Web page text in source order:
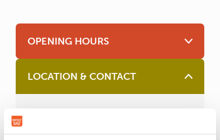
OPENING HOURS
LOCATION & CONTACT